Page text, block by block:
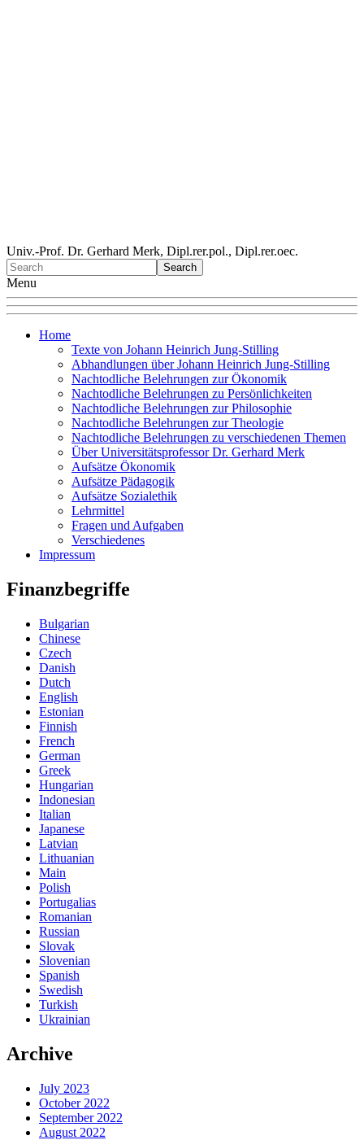
Univ.-Prof. Dr. Gerhard Merk, Dipl.rer.pol., Dipl.rer.oec.
Menu
Home
Texte von Johann Heinrich Jung-Stilling
Abhandlungen über Johann Heinrich Jung-Stilling
Nachtodliche Belehrungen zur Ökonomik
Nachtodliche Belehrungen zu Persönlichkeiten
Nachtodliche Belehrungen zur Philosophie
Nachtodliche Belehrungen zur Theologie
Nachtodliche Belehrungen zu verschiedenen Themen
Über Universitätsprofessor Dr. Gerhard Merk
Aufsätze Ökonomik
Aufsätze Pädagogik
Aufsätze Sozialethik
Lehrmittel
Fragen und Aufgaben
Verschiedenes
Impressum
Finanzbegriffe
Bulgarian
Chinese
Czech
Danish
Dutch
English
Estonian
Finnish
French
German
Greek
Hungarian
Indonesian
Italian
Japanese
Latvian
Lithuanian
Main
Polish
Portugalias
Romanian
Russian
Slovak
Slovenian
Spanish
Swedish
Turkish
Ukrainian
Archive
July 2023
October 2022
September 2022
August 2022